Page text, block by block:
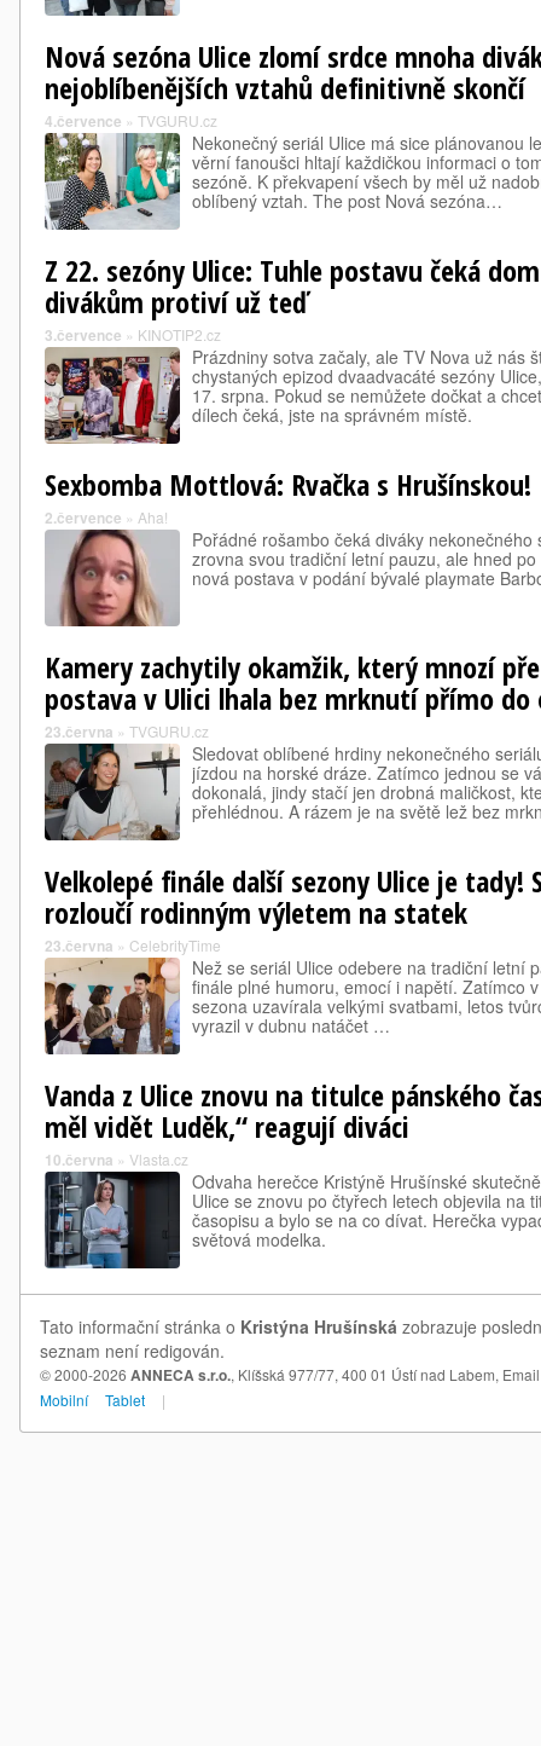
Nová sezóna Ulice zlomí srdce mnoha
nejoblíbenějších vztahů definitivně skončí
4.července » TVGURU.cz
Nekonečný seriál Ulice má sice plánovanou
věrní fanoušci hltají každičkou informaci o
sezóně. K překvapení všech by měl už
oblíbený vztah. The post Nová sezóna…
Z 22. sezóny Ulice: Tuhle postavu čeká
divákům protiví už teď
3.července » KINOTIP2.cz
Prázdniny sotva začaly, ale TV Nova už nás
chystaných epizod dvaadvacáté sezóny
17. srpna. Pokud se nemůžete dočkat a
dílech čeká, jste na správném místě.
Sexbomba Mottlová: Rvačka s Hrušínskou!
2.července » Aha!
Pořádné rošambo čeká diváky nekonečného
zrovna svou tradiční letní pauzu, ale hned
nová postava v podání bývalé playmate
Kamery zachytily okamžik, který mnozí
postava v Ulici lhala bez mrknutí přímo do
23.června » TVGURU.cz
Sledovat oblíbené hrdiny nekonečného
jízdou na horské dráze. Zatímco jednou se
dokonalá, jindy stačí jen drobná maličkost,
přehlédnou. A rázem je na světě lež bez
Velkolepé finále další sezony Ulice je tady!
rozloučí rodinným výletem na statek
23.června » CelebrityTime
Než se seriál Ulice odebere na tradiční letní
finále plné humoru, emocí i napětí. Zatímco
sezona uzavírala velkými svatbami, letos
vyrazil v dubnu natáčet …
Vanda z Ulice znovu na titulce pánského
měl vidět Luděk,“ reagují diváci
10.června » Vlasta.cz
Odvaha herečce Kristýně Hrušínské
Ulice se znovu po čtyřech letech objevila na
časopisu a bylo se na co dívat. Herečka
světová modelka.
Tato informační stránka o Kristýna Hrušínská zobrazuje
seznam není redigován.
© 2000-2026 ANNECA s.r.o., Klíšská 977/77, 400 01 Ústí nad Labem,
Mobilní
Tablet |